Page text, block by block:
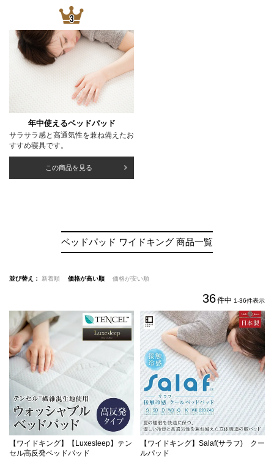
年中使えるベッドパッド
サラサラ感と高通気性を兼ね備えたお
すすめ寝具です。
この商品を見る
ベッドパッド ワイドキング 商品一覧
並び替え 新着順 価格が高い順 価格が安い順
36件中 1-36件表示
【ワイドキング】
【Luxesleep】テン
セル高反発ベッドパッド
【ワイドキング】 Salaf(サラフ) クー
ルパッド